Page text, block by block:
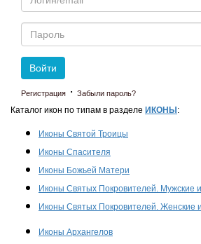
Пароль
Войти
Регистрация · Забыли пароль?
Каталог икон по типам в разделе ИКОНЫ :
Иконы Святой Троицы
Иконы Спасителя
Иконы Божьей Матери
Иконы Святых Покровителей. Мужские
Иконы Святых Покровителей. Женские
Иконы Архангелов